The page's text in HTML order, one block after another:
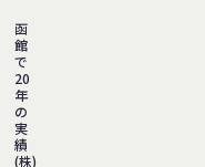
函
館
で
20
年
の
実
績
(株)